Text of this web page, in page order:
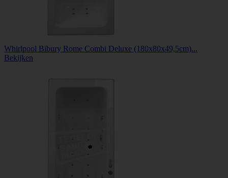
Whirlpool Bibury Rome Combi Deluxe (180x80x49,5cm)...
Bekijken